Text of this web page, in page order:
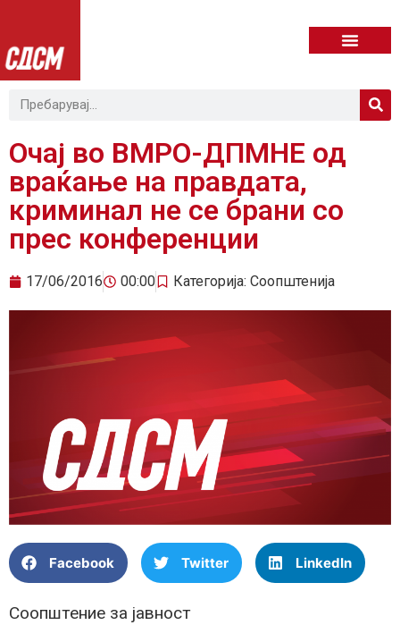
Очај во ВМРО-ДПМНЕ од
враќање на правдата,
криминал не се брани со
прес конференции
17/06/2016 00:00 Категорија: Соопштенија
Facebook Twitter LinkedIn
Соопштение за јавност